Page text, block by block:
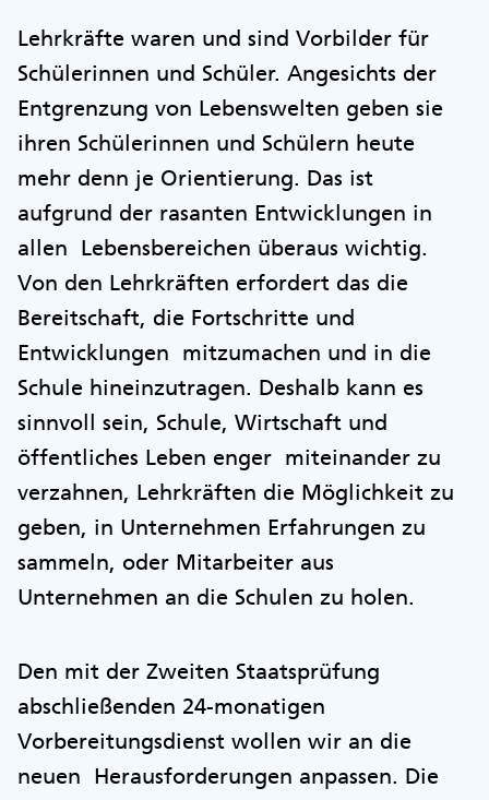
Lehrkräfte waren und sind Vorbilder für
Schülerinnen und Schüler. Angesichts der
Entgrenzung von Lebenswelten geben sie
ihren Schülerinnen und Schülern heute
mehr denn je Orientierung. Das ist
aufgrund der rasanten Entwicklungen in
allen Lebensbereichen überaus wichtig.
Von den Lehrkräften erfordert das die
Bereitschaft, die Fortschritte und
Entwicklungen mitzumachen und in die
Schule hineinzutragen. Deshalb kann es
sinnvoll sein, Schule, Wirtschaft und
öffentliches Leben enger miteinander zu
verzahnen, Lehrkräften die Möglichkeit zu
geben, in Unternehmen Erfahrungen zu
sammeln, oder Mitarbeiter aus
Unternehmen an die Schulen zu holen.
Den mit der Zweiten Staatsprüfung
abschließenden 24-monatigen
Vorbereitungsdienst wollen wir an die
neuen Herausforderungen anpassen. Die